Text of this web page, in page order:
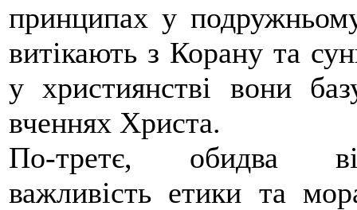
принципах у
витікають з Корану та
у християнстві вони
вченнях Христа.
По-третє, обидва
важливість етики та